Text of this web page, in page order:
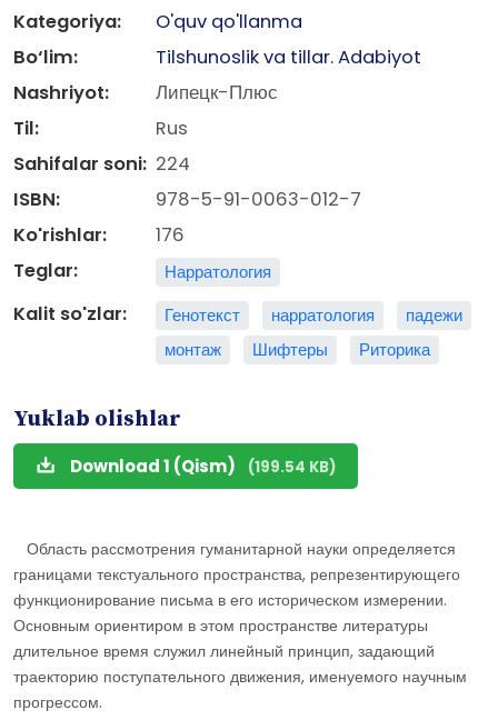
Kategoriya:
O'quv qo'llanma
Bo‘lim:
Tilshunoslik va tillar. Adabiyot
Nashriyot:
Липецк-Плюс
Til:
Rus
Sahifalar soni: 224
ISBN:
978-5-91-0063-012-7
Ko'rishlar:
176
Teglar:
Нарратология
Kalit so'zlar: Генотекст нарратология
падежи
монтаж
Шифтеры Риторика
Yuklab olishlar
Download 1 (Qism) (199.54 KB)
Область рассмотрения гуманитарной науки определяется
границами текстуального пространства, репрезентирующего
функционирование письма в его историческом измерении.
Основным ориентиром в этом пространстве литературы
длительное время служил линейный принцип, задающий
траекторию поступательного движения, именуемого научным
прогрессом.